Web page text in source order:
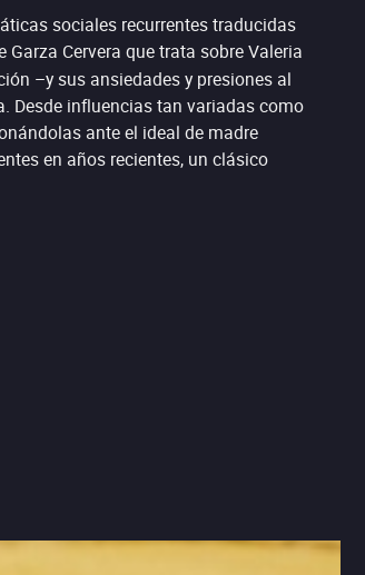
sociales recurrentes traducidas
Cervera que trata sobre Valeria
–y sus ansiedades y presiones al
Desde influencias tan variadas como
ante el ideal de madre
en años recientes, un clásico